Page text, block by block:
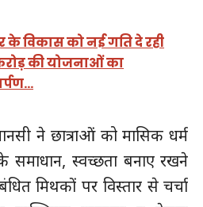
के विकास को नई गति दे रही
की योजनाओं का
ने छात्राओं को मासिक धर्म
स्वच्छता बनाए रखने
मिथकों पर विस्तार से चर्चा